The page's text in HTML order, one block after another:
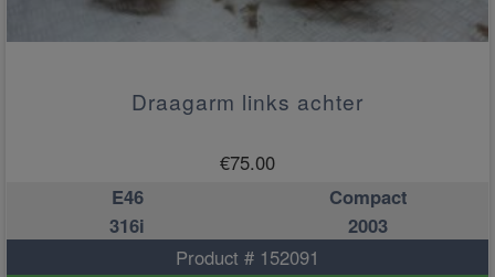
Draagarm links achter
€75.00
E46
Compact
316i
2003
Product # 152091